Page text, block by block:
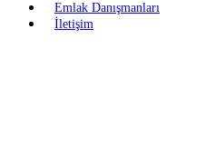
Emlak Danışmanları
İletişim